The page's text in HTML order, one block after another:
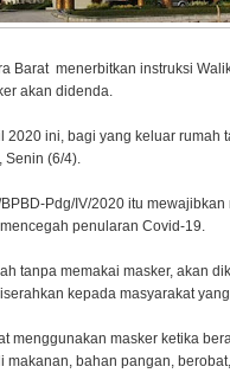
Barat menerbitkan instruksi
akan didenda.
2020 ini, bagi yang keluar rumah
Senin (6/4).
Pdg/IV/2020 itu
penularan Covid-19.
tanpa memakai masker, akan
kepada masyarakat
menggunakan masker ketika
makanan, bahan pangan,